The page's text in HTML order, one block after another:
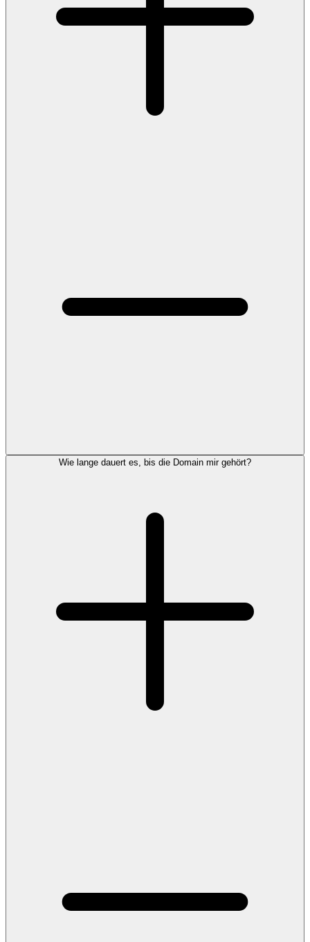
Wie lange dauert es, bis die Domain mir gehört?